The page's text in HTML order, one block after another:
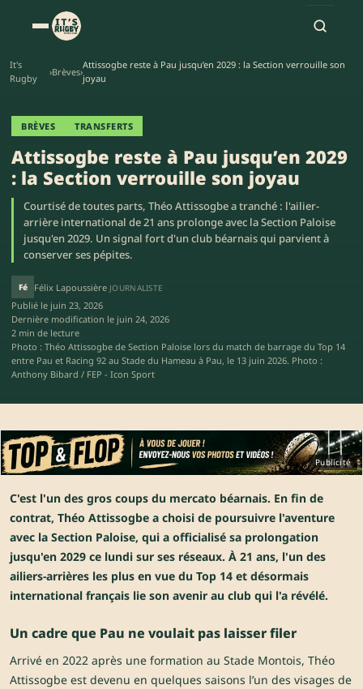
It's
Rugby
›Brèves›
Attissogbe reste à Pau jusqu’en 2029 : la Section verrouille son
joyau
BRÈVES TRANSFERTS
Attissogbe reste à Pau jusqu’en 2029
: la Section verrouille son joyau
Courtisé de toutes parts, Théo Attissogbe a tranché : l'ailier-
arrière international de 21 ans prolonge avec la Section Paloise
jusqu'en 2029. Un signal fort d'un club béarnais qui parvient à
conserver ses pépites.
Fé Félix Lapoussière JOURNALISTE
Publié le juin 23, 2026
Dernière modification le juin 24, 2026
2 min de lecture
Photo : Théo Attissogbe de Section Paloise lors du match de barrage du Top 14
entre Pau et Racing 92 au Stade du Hameau à Pau, le 13 juin 2026. Photo :
Anthony Bibard / FEP - Icon Sport
Publicité
C'est l'un des gros coups du mercato béarnais. En fin de
contrat, Théo Attissogbe a choisi de poursuivre l'aventure
avec la Section Paloise, qui a officialisé sa prolongation
jusqu'en 2029 ce lundi sur ses réseaux. À 21 ans, l'un des
ailiers-arrières les plus en vue du Top 14 et désormais
international français lie son avenir au club qui l'a révélé.
Un cadre que Pau ne voulait pas laisser filer
Arrivé en 2022 après une formation au Stade Montois, Théo
Attissogbe est devenu en quelques saisons l’un des visages de